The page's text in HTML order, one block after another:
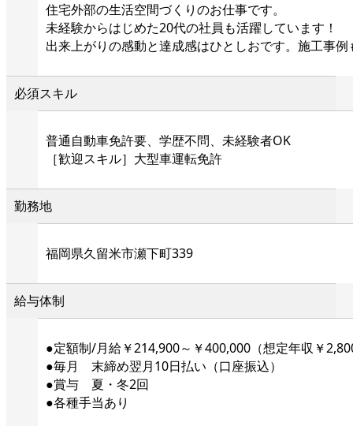
住宅外部の生活空間づくりのお仕事です。
未経験からはじめた20代の社員も活躍しています！
出来上がりの感動と達成感はひとしおです。施工事
必須スキル
普通自動車免許要、学歴不問、未経験者OK
［歓迎スキル］大型車運転免許
勤務地
福岡県久留米市瀬下町339
給与体制
●定額制/月給￥214,900～￥400,000（想定年収￥
●毎月 末締め翌月10日払い（口座振込）
●賞与 夏・冬2回
●各種手当あり